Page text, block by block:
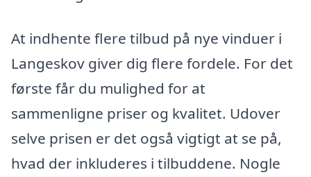
At indhente flere tilbud på nye vinduer i
Langeskov giver dig flere fordele. For det
første får du mulighed for at
sammenligne priser og kvalitet. Udover
selve prisen er det også vigtigt at se på,
hvad der inkluderes i tilbuddene. Nogle